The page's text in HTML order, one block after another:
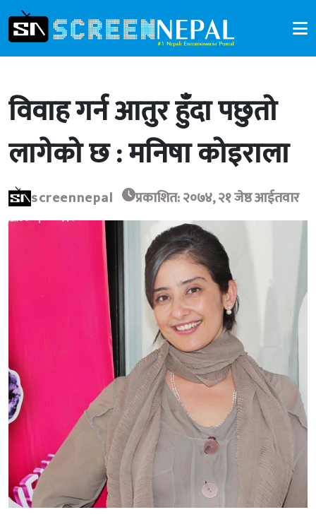
विवाह गर्न आतुर हुँदा पछुतो
लागेको छ : मनिषा कोइराला
screennepal प्रकाशित: २०७४, २१ जेष्ठ आईतवार